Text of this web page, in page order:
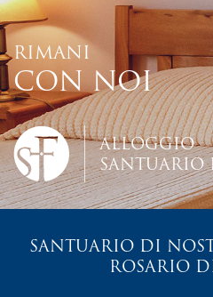
RIMANI
CON NOI
ALLOGGIO
SANTUARIO DI
ROSARIO